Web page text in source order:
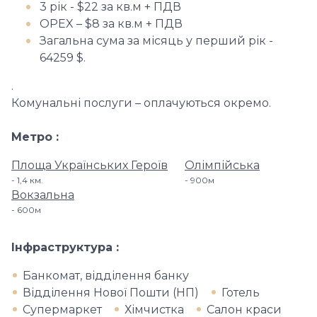
3 рік - $22 за кв.м + ПДВ
OPEX – $8 за кв.м + ПДВ
Загальна сума за місяць у перший рік -
64259 $.
.
Комунальні послуги – оплачуються окремо.
Метро
Площа Українських Героїв
1,4 км.
Олімпійська
900м
Вокзальна
600м
Інфраструктура
Банкомат, відділення банку
Відділення Нової Пошти (НП)
Готель
Супермаркет
Хімчистка
Салон краси